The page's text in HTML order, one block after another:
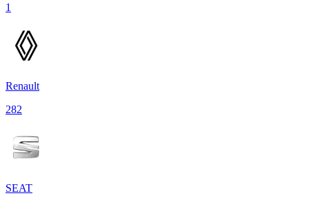
1
Renault
282
SEAT